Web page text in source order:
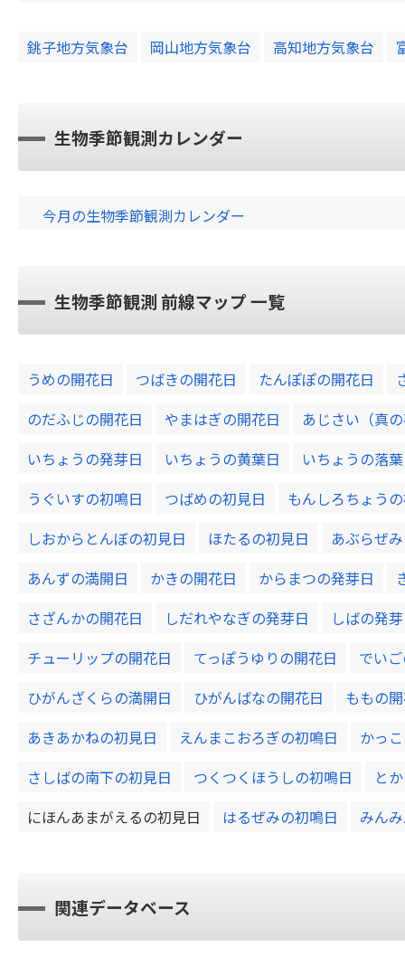
銚子地方気象台 岡山地方気象台 高知地方気象台
生物季節観測カレンダー
今月の生物季節観測カレンダー
生物季節観測 前線マップ 一覧
うめの開花日 つばきの開花日 たんぽぽの開花日
のだふじの開花日
やまはぎの開花日
あじさい（真
いちょうの発芽日
いちょうの黄葉日
いちょうの落
うぐいすの初鳴日
つばめの初見日
もんしろちょう
しおからとんぼの初見日
ほたるの初見日
あぶらぜ
あんずの満開日
かきの開花日 からまつの発芽日
さざんかの開花日
しだれやなぎの発芽日
しばの発
チューリップの開花日
てっぽうゆりの開花日
でい
ひがんざくらの満開日
ひがんばなの開花日
ももの
あきあかねの初見日
えんまこおろぎの初鳴日
かっ
さしばの南下の初見日
つくつくほうしの初鳴日
と
にほんあまがえるの初見日
はるぜみの初鳴日 みん
関連データベース